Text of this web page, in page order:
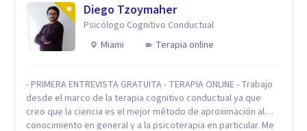
Diego Tzoymaher
Psicólogo Cognitivo Conductual
Miami
Terapia online
- PRIMERA ENTREVISTA GRATUITA - TERAPIA ONLINE - Trabajo
desde el marco de la terapia cognitivo conductual ya que
creo que la ciencia es el mejor método de aproximación al
conocimiento en general y a la psicoterapia en particular. Me